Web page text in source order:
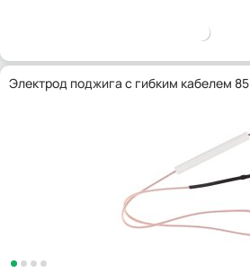
Электрод поджига с гибким кабелем